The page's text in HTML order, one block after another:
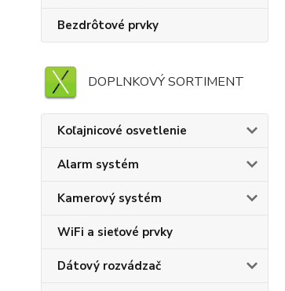
Bezdrôtové prvky
DOPLNKOVÝ SORTIMENT
Koľajnicové osvetlenie
Alarm systém
Kamerový systém
WiFi a sieťové prvky
Dátový rozvádzač